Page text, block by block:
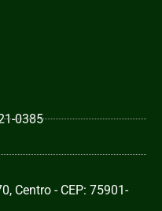
0385
Centro - CEP: 75901-